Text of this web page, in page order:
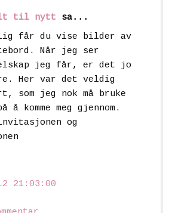
til nytt sa...
får du vise bilder av
Når jeg ser
jeg får, er det jo
Her var det veldig
som jeg nok må bruke
komme meg gjennom.
og
21:03:00